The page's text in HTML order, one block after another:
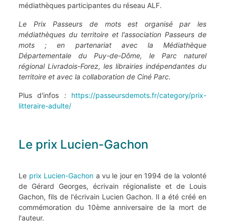
médiathèques participantes du réseau ALF.
Le Prix Passeurs de mots est organisé par les
médiathèques du territoire et l'association Passeurs de
mots ; en partenariat avec la Médiathèque
Départementale du Puy-de-Dôme, le Parc naturel
régional Livradois-Forez, les librairies indépendantes du
territoire et avec la collaboration de Ciné Parc.
Plus d'infos : https://passeursdemots.fr/category/prix-
litteraire-adulte/
Le prix Lucien-Gachon
Le prix Lucien-Gachon a vu le jour en 1994 de la volonté
de Gérard Georges, écrivain régionaliste et de Louis
Gachon, fils de l'écrivain Lucien Gachon. Il a été créé en
commémoration du 10ème anniversaire de la mort de
l'auteur.